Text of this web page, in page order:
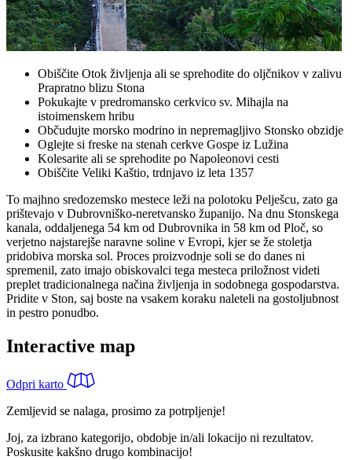
Obiščite Otok življenja ali se sprehodite do oljčnikov v zalivu
Prapratno blizu Stona
Pokukajte v predromansko cerkvico sv. Mihajla na
istoimenskem hribu
Občudujte morsko modrino in nepremagljivo Stonsko obzidje
Oglejte si freske na stenah cerkve Gospe iz Lužina
Kolesarite ali se sprehodite po Napoleonovi cesti
Obiščite Veliki Kaštio, trdnjavo iz leta 1357
To majhno sredozemsko mestece leži na polotoku Pelješcu, zato ga
prištevajo v Dubrovniško-neretvansko županijo. Na dnu Stonskega
kanala, oddaljenega 54 km od Dubrovnika in 58 km od Ploč, so
verjetno najstarejše naravne soline v Evropi, kjer se že stoletja
pridobiva morska sol. Proces proizvodnje soli se do danes ni
spremenil, zato imajo obiskovalci tega mesteca priložnost videti
preplet tradicionalnega načina življenja in sodobnega gospodarstva.
Pridite v Ston, saj boste na vsakem koraku naleteli na gostoljubnost
in pestro ponudbo.
Interactive map
Odpri karto
Zemljevid se nalaga, prosimo za potrpljenje!
Joj, za izbrano kategorijo, obdobje in/ali lokacijo ni rezultatov.
Poskusite kakšno drugo kombinacijo!